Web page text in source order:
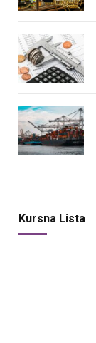
Kursna Lista